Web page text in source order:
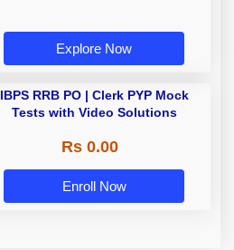
Explore Now
IBPS RRB PO | Clerk PYP Mock
Tests with Video Solutions
Rs 0.00
Enroll Now